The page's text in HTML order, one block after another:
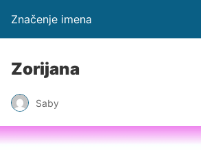
Značenje imena
Zorijana
Saby